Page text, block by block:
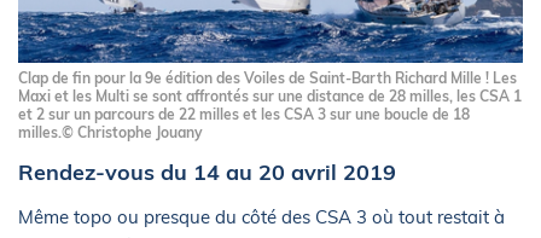
Clap de fin pour la 9e édition des Voiles de Saint-Barth Richard Mille ! Les
Maxi et les Multi se sont affrontés sur une distance de 28 milles, les CSA 1
et 2 sur un parcours de 22 milles et les CSA 3 sur une boucle de 18
milles.© Christophe Jouany
Rendez-vous du 14 au 20 avril 2019
Même topo ou presque du côté des CSA 3 où tout restait à